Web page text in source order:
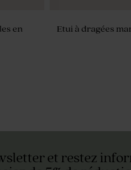
en
Etui à dragées
et restez